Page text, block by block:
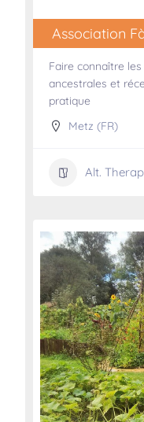
Association
Faire connaître
ancestrales et
pratique
Metz (FR)
Alt.